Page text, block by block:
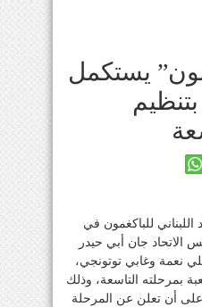
يستكمل
اللبناني للباكغمون في
الاتحاد جان أبي حيدر
نعمة وغابي توتونجي،
بمرحلته التاسعة، وذلك
٢٩ الجاري، على أن تعلن عن المرحلة